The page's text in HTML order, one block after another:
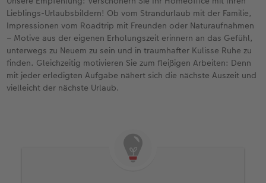
Lieblings-Urlaubsbildern! Ob vom Strandurlaub mit der Familie,
Impressionen vom Roadtrip mit Freunden oder Naturaufnahmen
– Motive aus der eigenen Erholungszeit erinnern an das Gefühl,
unterwegs zu Neuem zu sein und in traumhafter Kulisse Ruhe zu
finden. Gleichzeitig motivieren Sie zum fleißigen Arbeiten: Denn
mit jeder erledigten Aufgabe nähert sich die nächste Auszeit und
vielleicht der nächste Urlaub.